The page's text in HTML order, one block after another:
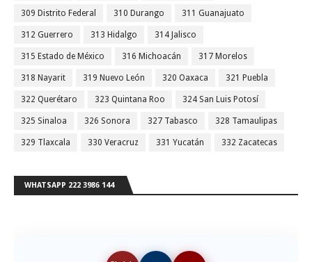
309 Distrito Federal 310 Durango 311 Guanajuato
312 Guerrero 313 Hidalgo 314 Jalisco
315 Estado de México 316 Michoacán 317 Morelos
318 Nayarit 319 Nuevo León 320 Oaxaca 321 Puebla
322 Querétaro 323 Quintana Roo 324 San Luis Potosí
325 Sinaloa 326 Sonora 327 Tabasco 328 Tamaulipas
329 Tlaxcala 330 Veracruz 331 Yucatán 332 Zacatecas
WHATSAPP 222 3986 144